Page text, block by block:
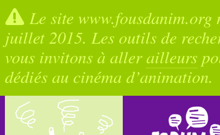
Le site
juillet 2015. Les outils de
vous invitons à allerailleurs
dédiés au cinéma d’animation.